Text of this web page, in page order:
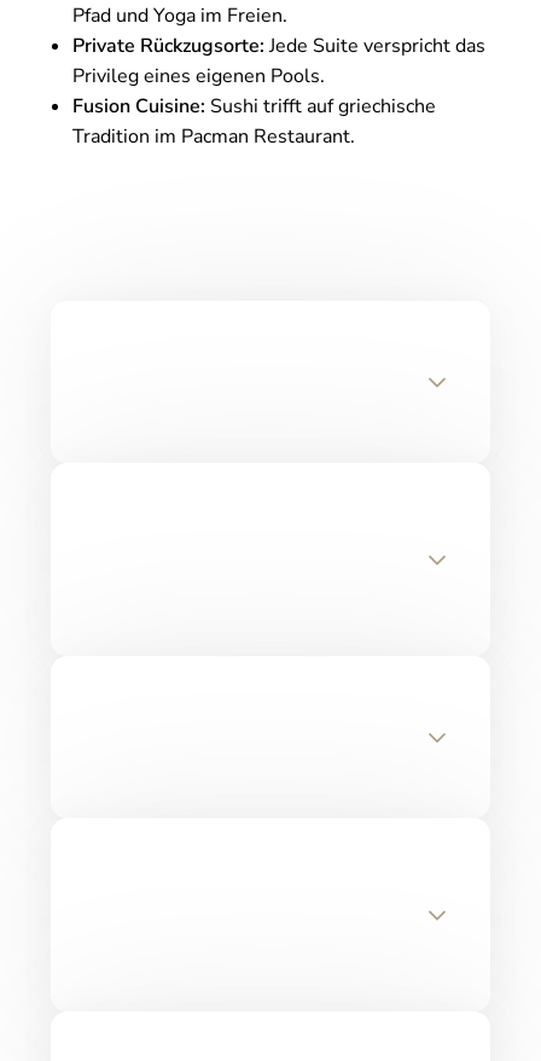
Pfad und Yoga im Freien.
Private Rückzugsorte:Jede Suite verspricht das
Privileg eines eigenen Pools.
Fusion Cuisine: Sushi trifft auf griechische
Tradition im Pacman Restaurant.